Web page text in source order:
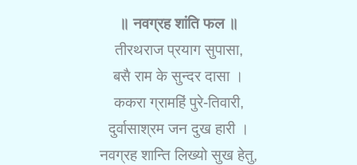
॥ नवग्रह शांति फल ॥
तीरथराज प्रयाग सुपासा,
बसै राम के सुन्दर दासा ।
ककरा ग्रामहिं पुरे-तिवारी,
दुर्वासाश्रम जन दुख हारी ।
नवग्रह शान्ति लिख्यो सुख हेतु,